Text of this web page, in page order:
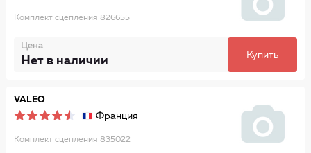
Комплект сцепления 826655
Цена
Нет в наличии Купить
VALEO
Франция
Комплект сцепления 835022